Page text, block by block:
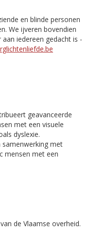
en blinde personen
We ijveren bovendien
iedereen gedacht is -
geavanceerde
met een visuele
dyslexie.
samenwerking met
mensen met een
de Vlaamse overheid.